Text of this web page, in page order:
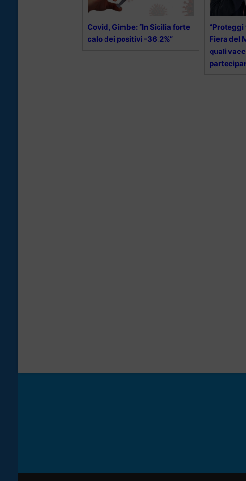
Covid, Gimbe: “In Sicilia forte
calo dei positivi -36,2%”
“Proteggi
Fiera del
quali